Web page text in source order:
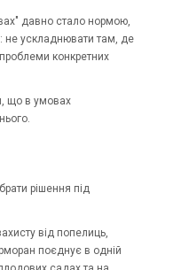
давно стало нормою,
не ускладнювати там, де
конкретних
що в умовах
рішення під
від попелиць,
поєднує в одній